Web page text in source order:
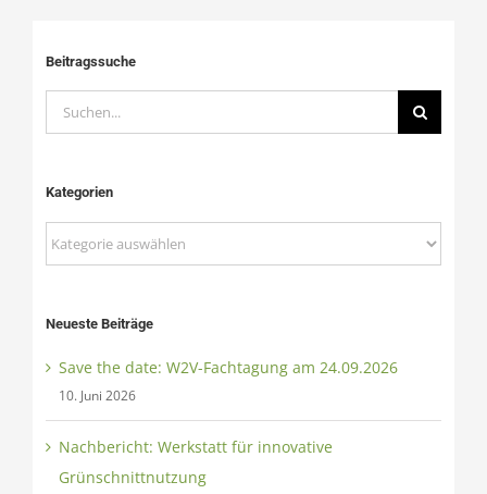
Beitragssuche
Suche
nach:
Kategorien
Kategorien
Neueste Beiträge
Save the date: W2V-Fachtagung am 24.09.2026
10. Juni 2026
Nachbericht: Werkstatt für innovative
Grünschnittnutzung